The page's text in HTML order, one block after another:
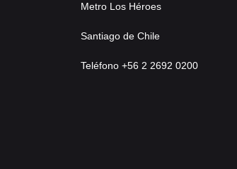
Metro Los Héroes
Santiago de Chile
Teléfono +56 2 2692 0200